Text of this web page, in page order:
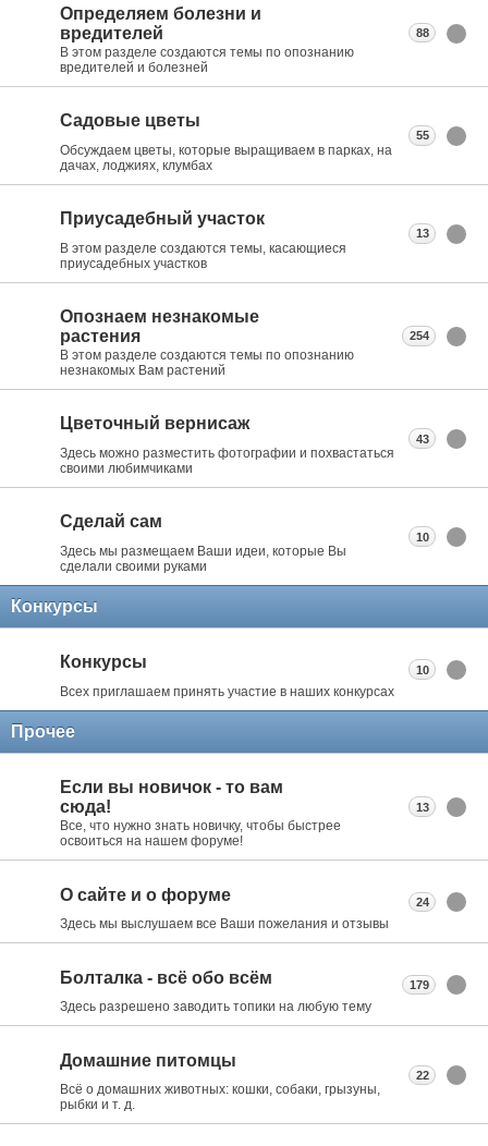
Определяем болезни и
вредителей
В этом разделе создаются темы по опознанию
вредителей и болезней
88
Садовые цветы
Обсуждаем цветы, которые выращиваем в парках, на
дачах, лоджиях, клумбах
55
Приусадебный участок
В этом разделе создаются темы, касающиеся
приусадебных участков
13
Опознаем незнакомые
растения
В этом разделе создаются темы по опознанию
незнакомых Вам растений
254
Цветочный вернисаж
Здесь можно разместить фотографии и похвастаться
своими любимчиками
43
Сделай сам
Здесь мы размещаем Ваши идеи, которые Вы
сделали своими руками
10
Конкурсы
Конкурсы
Всех приглашаем принять участие в наших конкурсах
10
Прочее
Если вы новичок - то вам
сюда!
Все, что нужно знать новичку, чтобы быстрее
освоиться на нашем форуме!
13
О сайте и о форуме
Здесь мы выслушаем все Ваши пожелания и отзывы
24
Болталка - всё обо всём
Здесь разрешено заводить топики на любую тему
179
Домашние питомцы
Всё о домашних животных: кошки, собаки, грызуны,
рыбки и т. д.
22